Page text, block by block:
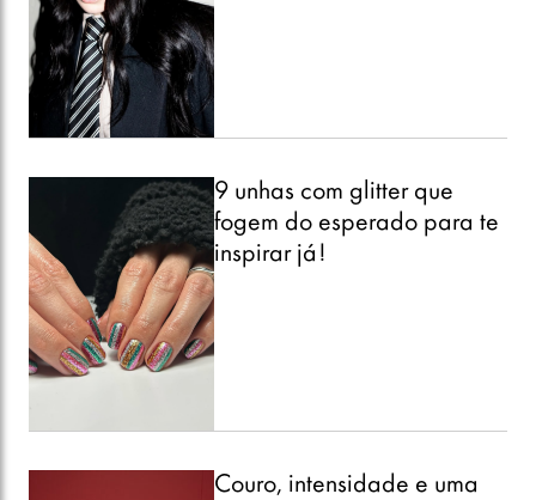
9 unhas com glitter que
fogem do esperado para te
inspirar já!
Couro, intensidade e uma